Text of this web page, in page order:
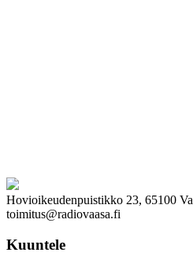
Hovioikeudenpuistikko 23, 65100
toimitus@radiovaasa.fi
Kuuntele